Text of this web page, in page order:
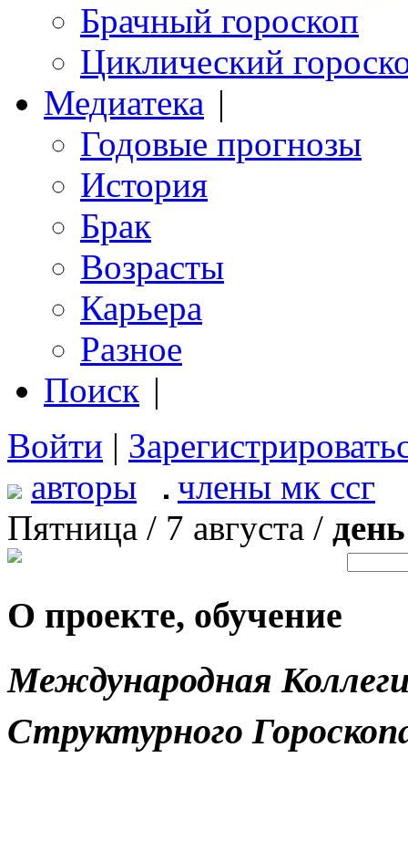
Брачный гороскоп
Циклический
Медиатека |
Годовые прогнозы
История
Брак
Возрасты
Карьера
Разное
Поиск |
Войти |
авторы
члены мк ссг
Пятница / 7 августа /
О проекте, обучение
Международная
Структурного